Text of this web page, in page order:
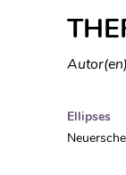
Ellipses